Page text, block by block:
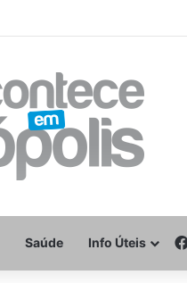
Saúde Info Úteis